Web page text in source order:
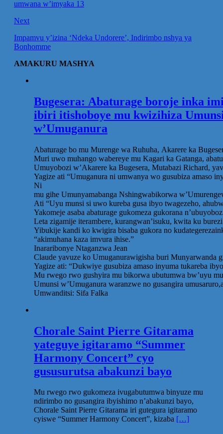
umwana w’imyaka 13
Next
Impamvu y’izina ‘Ndeka Undorere’, Indirimbo nshya ya
Bonhomme
AMAKURU MASHYA
Bugesera: Abaturage boroje inka
ibiri itishoboye mu kwizihiza
w’Umuganura
Abaturage bo mu Murenge wa Ruhuha, Akarere ka
Muri uwo muhango wabereye mu Kagari ka Gatanga,
Umuyobozi w’Akarere ka Bugesera, Mutabazi Richard,
Yagize ati “Umuganura ni umwanya wo gusubiza amaso
Ni
mu gihe Umunyamabanga Nshingwabikorwa
Ati “Uyu munsi si uwo kureba gusa ibyo twagezeho,
Yakomeje asaba abaturage gukomeza gukorana
Leta zigamije iterambere, kurangwan’isuku, kwita ku
Yibukije kandi ko kwigira bisaba gukora no
“akimuhana kaza imvura ihise.”
Inararibonye Ntaganzwa Jean
Claude yavuze ko Umuganurawigisha buri Munyarwanda
Yagize ati: “Dukwiye gusubiza amaso inyuma tukareba
Mu rwego rwo gushyira mu bikorwa ubutumwa bw’uyu
Umunsi w’Umuganura waranzwe no gusangira
Umwanditsi: Sifa Falka
Chorale Saint Pierre Gitarama
yateguye igitaramo “Summer
Harmony Concert” cyo
gususurutsa abakunzi bayo
Mu rwego rwo gukomeza ivugabutumwa binyuze mu
ndirimbo no gusangira ibyishimo n’abakunzi bayo,
Chorale Saint Pierre Gitarama iri gutegura igitaramo
cyiswe “Summer Harmony Concert”, kizaba […]